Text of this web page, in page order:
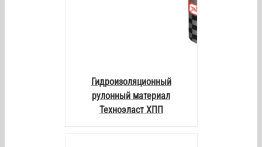
Гидроизоляционный
рулонный материал
Техноэласт ХПП